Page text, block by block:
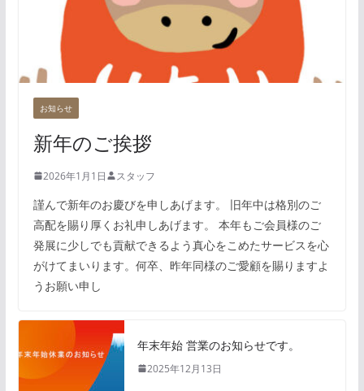
お知らせ
新年のご挨拶
2026年1月1日 スタッフ
謹んで新年のお慶びを申しあげます。 旧年中は格別のご
高配を賜り厚くお礼申しあげます。 本年もご会員様のご
発展に少しでも貢献できるよう真心をこめたサービスを心
がけてまいります。何卒、昨年同様のご愛顧を賜りますよ
うお願い申し
年末年始 営業のお知らせです。
2025年12月13日